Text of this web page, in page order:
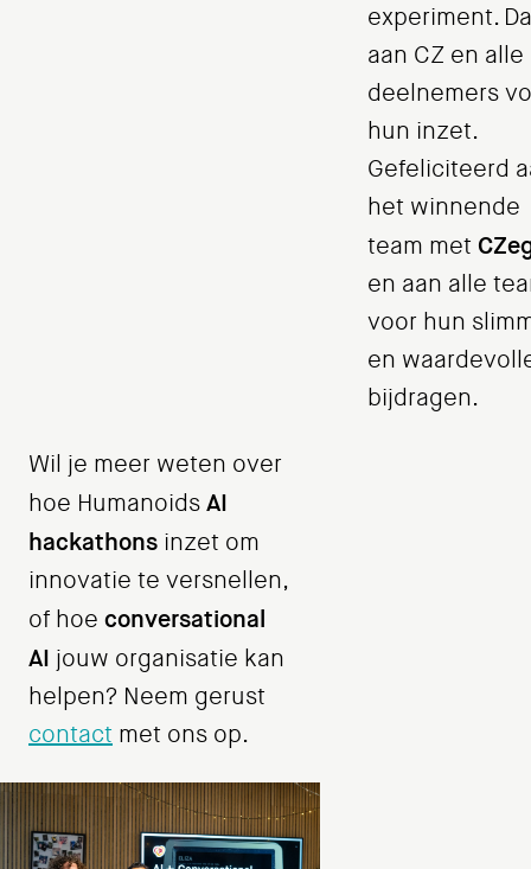
experiment.
aan CZ en alle
deelnemers
hun inzet.
Gefeliciteerd
het winnende
team met
en aan alle
voor hun
en
bijdragen.
Wil je meer weten over
hoe Humanoids AI
hackathons inzet om
innovatie te versnellen,
of hoe conversational
AI jouw organisatie kan
helpen? Neem gerust
contact met ons op.